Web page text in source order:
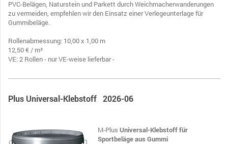
PVC-Belägen, Naturstein und Parkett durch Weichmacherwanderungen
zu vermeiden, empfehlen wir den Einsatz einer Verlegeunterlage für
Gummibeläge.
Rollenabmessung: 10,00 x 1,00 m
12,50 € / m²
VE: 2 Rollen - nur VE-weise lieferbar -
Plus Universal-Klebstoff 2026-06
M-Plus Universal-Klebstoff für
Sportbeläge aus Gummi